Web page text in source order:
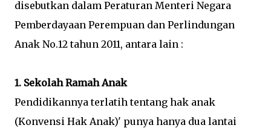
disebutkan dalam Peraturan Menteri Negara
Pemberdayaan Perempuan dan Perlindungan
Anak No.12 tahun 2011, antara lain :
1. Sekolah Ramah Anak
Pendidikannya terlatih tentang hak anak
(Konvensi Hak Anak)' punya hanya dua lantai